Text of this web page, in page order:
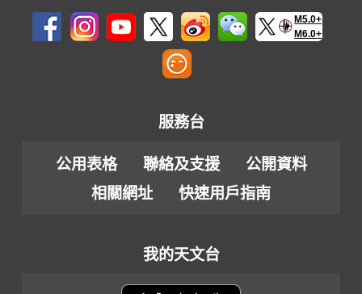
M5.0+
M6.0+
服務台
公用表格 聯絡及支援
公開資料
相關網址
快速用戶指南
我的天文台